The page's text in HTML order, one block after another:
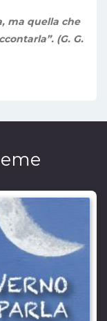
ma quella che
(G. G.